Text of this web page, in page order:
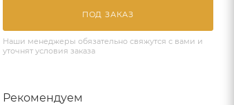
ПОД ЗАКАЗ
Наши менеджеры обязательно свяжутся с вами и
уточнят условия заказа
Рекомендуем